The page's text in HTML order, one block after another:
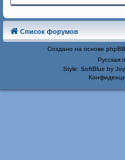
Список форумов
Создано на основе phpBB
Русская
Style: SoftBlue by